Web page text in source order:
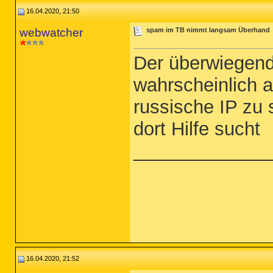
16.04.2020, 21:50
webwatcher spam im TB nimmt langsam Überhand
Der
wahrscheinlich
russische IP zu
dort Hilfe sucht
16.04.2020, 21:52